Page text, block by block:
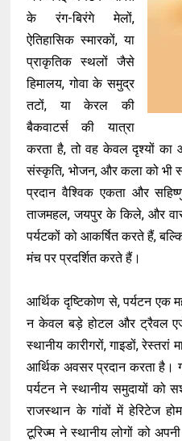
के रंग-बिरंगे मेलों,
ऐतिहासिक स्मारकों, या
प्राकृतिक स्थलों जैसे
हिमालय, गोवा के समुद्र
तटों, या केरल की
बैकवाटर्स की यात्रा
करता है, तो वह केवल दृश्यों का
संस्कृति, भोजन, और कला को भी
प्रदान वैश्विक एकता और
ताजमहल, जयपुर के किले, और
पर्यटकों को आकर्षित करते हैं,
मंच पर प्रदर्शित करते हैं।
आर्थिक दृष्टिकोण से, पर्यटन एक
न केवल बड़े होटल और ट्रैवल
स्थानीय कारीगरों, गाइडों,
आर्थिक अवसर प्रदान करता है।
पर्यटन ने स्थानीय समुदायों को
राजस्थान के गांवों में हेरिटेज
टूरिज्म ने स्थानीय लोगों को